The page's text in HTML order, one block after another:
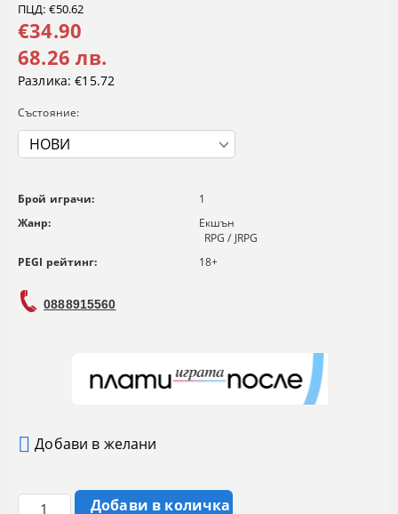
ПЦД: €50.62
€34.90
68.26 лв.
Разлика: €15.72
Състояние:
Брой играчи:
1
Жанр:
Екшън
RPG / JRPG
PEGI рейтинг:
18+
0888915560
Добави в желани